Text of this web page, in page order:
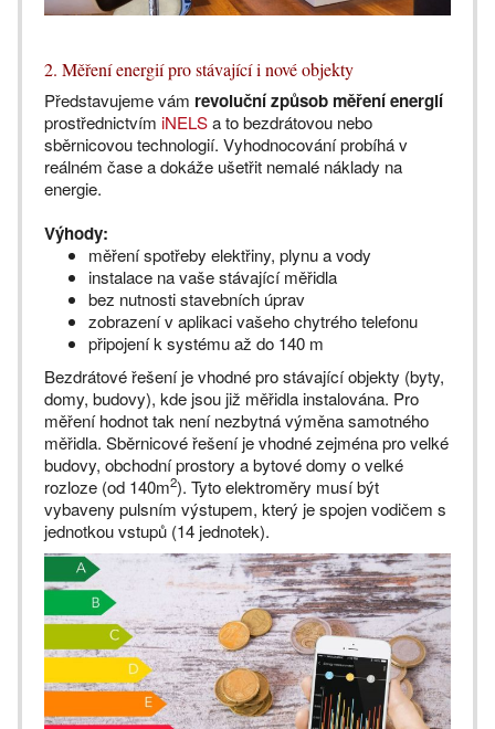
2. Měření energií pro stávající i nové objekty
Představujeme vám revoluční způsob měření energií
prostřednictvím iNELSa to bezdrátovou nebo
sběrnicovou technologií. Vyhodnocování probíhá v
reálném čase a dokáže ušetřit nemalé náklady na
energie.
Výhody:
měření spotřeby elektřiny, plynu a vody
instalace na vaše stávající měřidla
bez nutnosti stavebních úprav
zobrazení v aplikaci vašeho chytrého telefonu
připojení k systému až do 140 m
Bezdrátové řešení je vhodné pro stávající objekty (byty,
domy, budovy), kde jsou již měřidla instalována. Pro
měření hodnot tak není nezbytná výměna samotného
měřidla. Sběrnicové řešení je vhodné zejména pro velké
budovy, obchodní prostory a bytové domy o velké
rozloze (od 140m2). Tyto elektroměry musí být
vybaveny pulsním výstupem, který je spojen vodičem s
jednotkou vstupů (14 jednotek).